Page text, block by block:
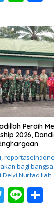
itt
er
e ar
e
Peraih
2026,
bagi
Delvi Nurfadillah
T Li